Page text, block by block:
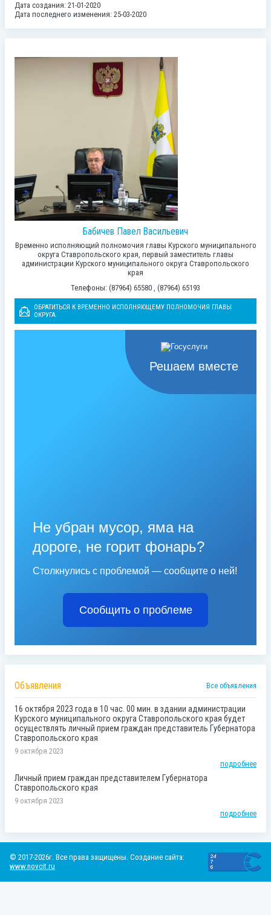
Дата создания: 21-01-2020
Дата последнего изменения: 25-03-2020
Бабичев Павел Васильевич
Временно исполняющий полномочия главы Курского муниципального
округа Ставропольского края, первый заместитель главы
администрации Курского муниципального округа Ставропольского
края
Телефоны: (87964) 65580 , (87964) 65193
ОБРАТИТЬСЯ К ВРЕМЕННО ИСПОЛНЯЮЩЕМУ ПОЛНОМОЧИЯ ГЛАВЫ
ОКРУГА
Решаем вместе
Не убран мусор, яма на
дороге, не горит фонарь?
Столкнулись с проблемой — сообщите о ней!
Сообщить о проблеме
Объявления Все объявления
16 октября 2023 года в 10 час. 00 мин. в здании администрации
Курского муниципального округа Ставропольского края будет
осуществлять личный прием граждан представитель Губернатора
Ставропольского края
9 октября 2023
подробнее
Личный прием граждан представителем Губернатора
Ставропольского края
9 октября 2023
подробнее
© 2017-2026г. Все права защищены. Создание сайта:
www.novcit.ru